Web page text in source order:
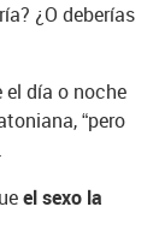
¿O deberías
el día o noche
“pero
el sexo la